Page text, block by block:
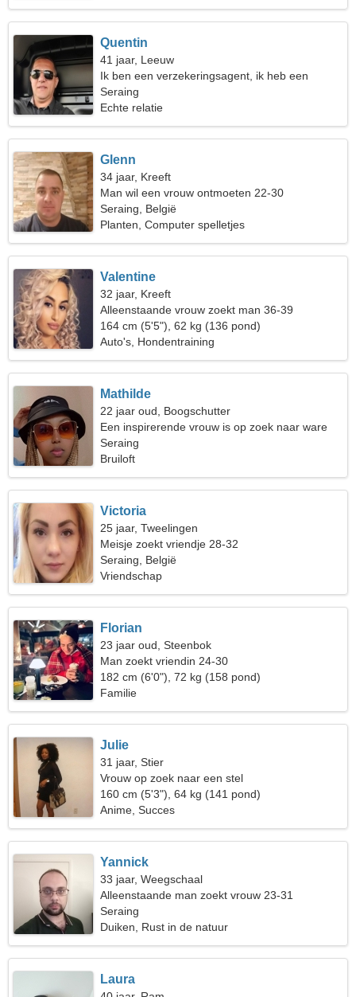
Quentin
41 jaar, Leeuw
Ik ben een verzekeringsagent, ik heb een
gracieuze vrouw nodig
Seraing
Echte relatie
Glenn
34 jaar, Kreeft
Man wil een vrouw ontmoeten 22-30
Seraing, België
Planten, Computer spelletjes
Valentine
32 jaar, Kreeft
Alleenstaande vrouw zoekt man 36-39
164 cm (5'5"), 62 kg (136 pond)
Auto's, Hondentraining
Mathilde
22 jaar oud, Boogschutter
Een inspirerende vrouw is op zoek naar ware
liefde
Seraing
Bruiloft
Victoria
25 jaar, Tweelingen
Meisje zoekt vriendje 28-32
Seraing, België
Vriendschap
Florian
23 jaar oud, Steenbok
Man zoekt vriendin 24-30
182 cm (6'0"), 72 kg (158 pond)
Familie
Julie
31 jaar, Stier
Vrouw op zoek naar een stel
160 cm (5'3"), 64 kg (141 pond)
Anime, Succes
Yannick
33 jaar, Weegschaal
Alleenstaande man zoekt vrouw 23-31
Seraing
Duiken, Rust in de natuur
Laura